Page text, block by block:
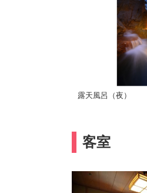
露天風呂（夜）
客室